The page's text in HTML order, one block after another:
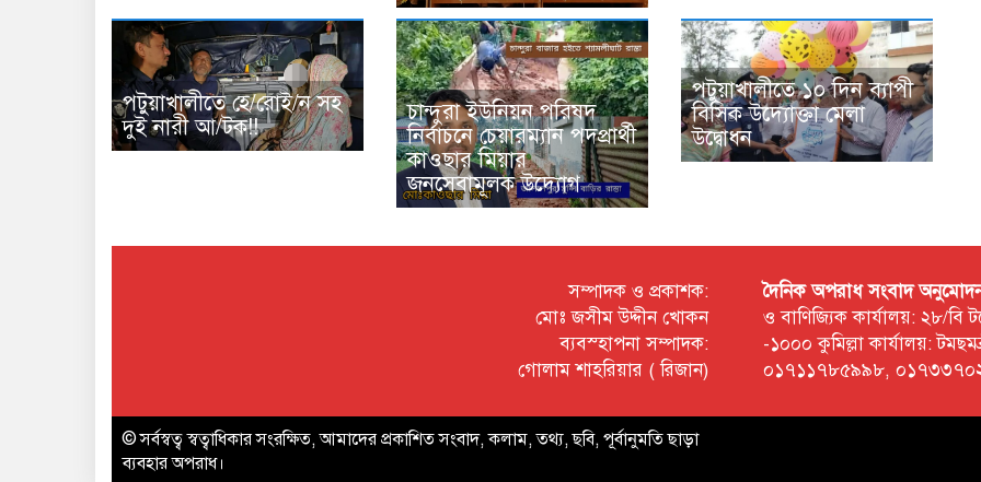
পটুয়াখালীতে হে/রোই/ন সহ
দুই নারী আ/টক!!
চান্দুরা ইউনিয়ন পরিষদ
নির্বাচনে চেয়ারম্যান পদপ্রার্থী
কাওছার মিয়ার
জনসেবামূলক উদ্যোগ
পটুয়াখালীতে ১০ দিন ব্যাপী
বিসিক উদ্যোক্তা মেলা
উদ্বোধন
সম্পাদক ও প্রকাশক:
মোঃ জসীম উদ্দীন খোকন
ব্যবস্হাপনা সম্পাদক:
গোলাম শাহরিয়ার ( রিজান)
দৈনিক অপরাধ সংবাদ অনুমোদন
ও বাণিজ্যিক কার্যালয়: ২৮/বি
-১০০০ কুমিল্লা কার্যালয়:
০১৭১১৭৮৫৯৯৮,
© সর্বস্বত্ব স্বত্বাধিকার সংরক্ষিত, আমাদের প্রকাশিত সংবাদ, কলাম, তথ্য, ছবি, পূর্বানুমতি ছাড়া
ব্যবহার অপরাধ।